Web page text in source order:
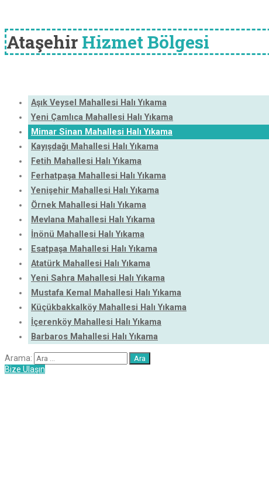
Ataşehir Hizmet Bölgesi
Aşık Veysel Mahallesi Halı Yıkama
Yeni Çamlıca Mahallesi Halı Yıkama
Mimar Sinan Mahallesi Halı Yıkama
Kayışdağı Mahallesi Halı Yıkama
Fetih Mahallesi Halı Yıkama
Ferhatpaşa Mahallesi Halı Yıkama
Yenişehir Mahallesi Halı Yıkama
Örnek Mahallesi Halı Yıkama
Mevlana Mahallesi Halı Yıkama
İnönü Mahallesi Halı Yıkama
Esatpaşa Mahallesi Halı Yıkama
Atatürk Mahallesi Halı Yıkama
Yeni Sahra Mahallesi Halı Yıkama
Mustafa Kemal Mahallesi Halı Yıkama
Küçükbakkalköy Mahallesi Halı Yıkama
İçerenköy Mahallesi Halı Yıkama
Barbaros Mahallesi Halı Yıkama
Arama:
Bize Ulaşın